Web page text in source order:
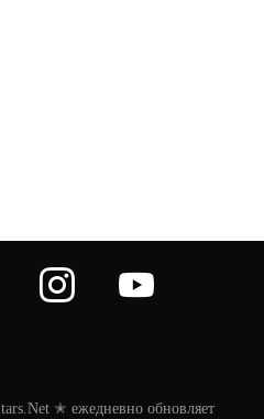
instagram
✭ ежедневно обновляет